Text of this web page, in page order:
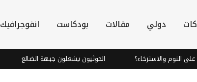
دولي مقالات بودكاست انفوجرافيك
والاسترخاء؟ الحوثيون يشعلون جبهة الضالع